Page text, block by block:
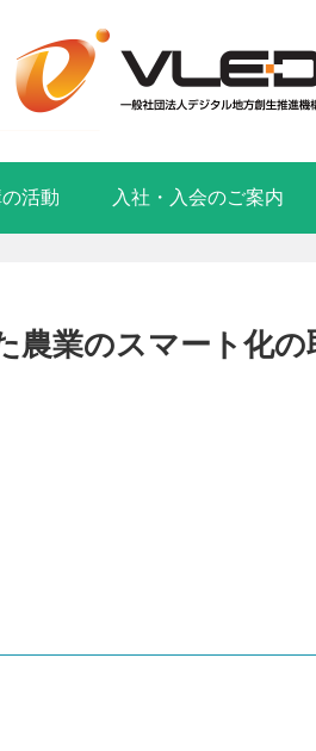
活動 入社・入会のご案内
業のスマート化の